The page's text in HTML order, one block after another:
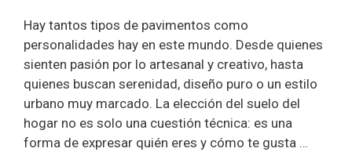
Hay tantos tipos de pavimentos como
personalidades hay en este mundo. Desde quienes
sienten pasión por lo artesanal y creativo, hasta
quienes buscan serenidad, diseño puro o un estilo
urbano muy marcado. La elección del suelo del
hogar no es solo una cuestión técnica: es una
forma de expresar quién eres y cómo te gusta …